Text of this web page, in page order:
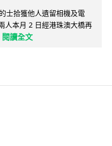
士拾獲他人遺留相機及電
人本月 2 日經港珠澳大橋再
閱讀全文